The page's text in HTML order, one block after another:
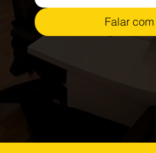
Falar